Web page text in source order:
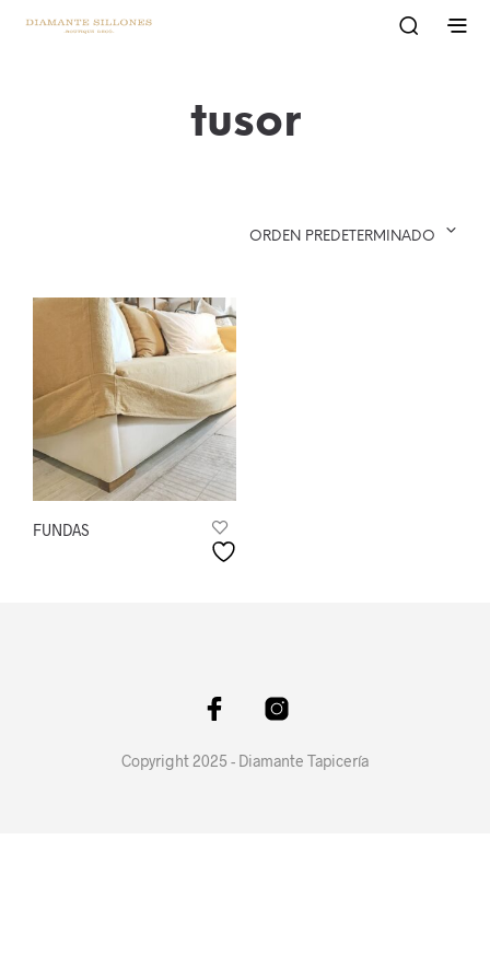
tusor
ORDEN PREDETERMINADO
FUNDAS
Copyright 2025 - Diamante Tapicería